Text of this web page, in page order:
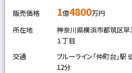
販売価格 1億4800万円
所在地
神奈川県横浜市都筑区早
１丁目
交通
ブルーライン「仲町台」駅
12分